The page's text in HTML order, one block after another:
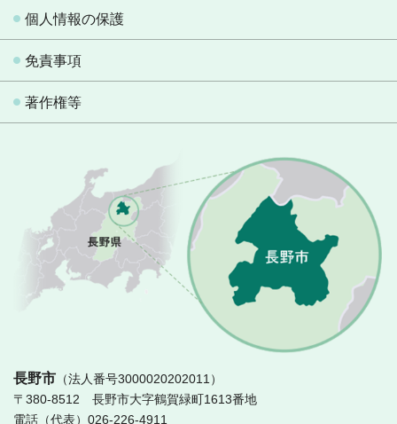
個人情報の保護
免責事項
著作権等
長野市 （法人番号3000020202011）
〒380-8512 長野市大字鶴賀緑町1613番地
電話（代表）026-226-4911